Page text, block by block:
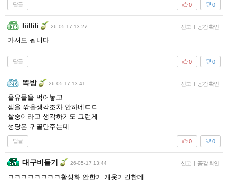
답글 0
0
Iiillili 26-05-17 13:27 신고 | 공감 확인
가셔도 됩니다
답글 0
0
똑방 26-05-17 13:41 신고 | 공감 확인
올유물을 먹어놓고
젬을 깎을생각조차 안하네ㄷㄷ
쌀숭이라고 생각하기도 그런게
성당은 귀골만주는데
답글 0
0
대구비둘기 26-05-17 13:44 신고 | 공감 확인
ㅋㅋㅋㅋㅋㅋㅋㅋ활성화 안한거 개웃기긴한데